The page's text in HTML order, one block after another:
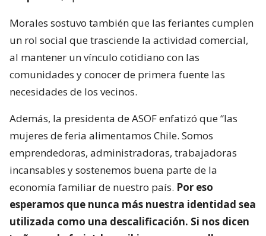
Morales sostuvo también que las feriantes cumplen
un rol social que trasciende la actividad comercial,
al mantener un vínculo cotidiano con las
comunidades y conocer de primera fuente las
necesidades de los vecinos.
Además, la presidenta de ASOF enfatizó que “las
mujeres de feria alimentamos Chile. Somos
emprendedoras, administradoras, trabajadoras
incansables y sostenemos buena parte de la
economía familiar de nuestro país. Por eso
esperamos que nunca más nuestra identidad sea
utilizada como una descalificación. Si nos dicen